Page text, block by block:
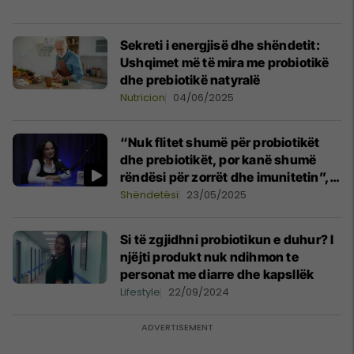
Sekreti i energjisë dhe shëndetit:
Ushqimet më të mira me probiotikë
dhe prebiotikë natyralë
Nutricion 04/06/2025
“Nuk flitet shumë për probiotikët
dhe prebiotikët, por kanë shumë
rëndësi për zorrët dhe imunitetin”,
nutricistja Shabani Ilazi tregon rolin
Shëndetësi 23/05/2025
Si të zgjidhni probiotikun e duhur? I
njëjti produkt nuk ndihmon te
personat me diarre dhe kapsllëk
Lifestyle 22/09/2024